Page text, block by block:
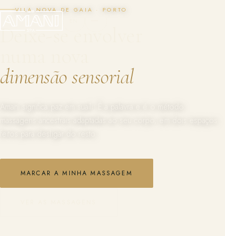
VILA NOVA DE GAIA · PORTO
Deixe-se envolver
dimensão sensorial
MARCAR A MINHA MASSAGEM